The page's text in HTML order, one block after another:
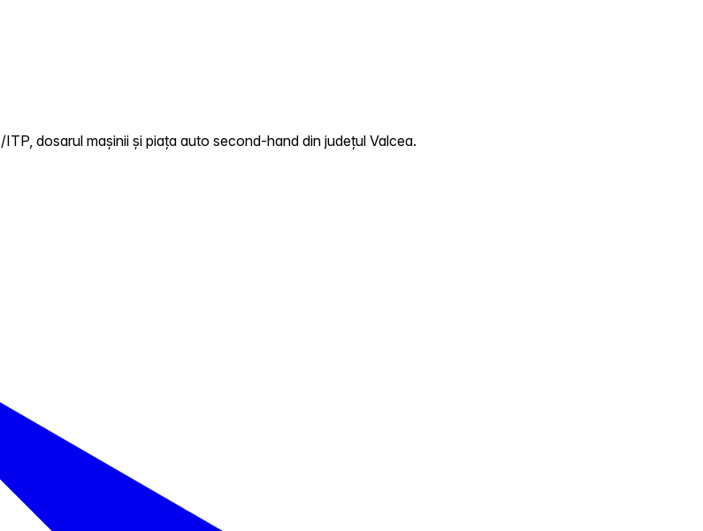
dosarul mașinii și piața auto second-hand din județul Valcea.